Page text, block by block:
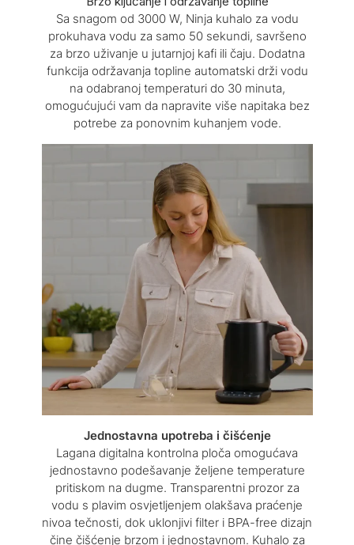
Sa snagom od 3000 W, Ninja kuhalo za vodu
prokuhava vodu za samo 50 sekundi, savršeno
za brzo uživanje u jutarnjoj kafi ili čaju. Dodatna
funkcija održavanja topline automatski drži vodu
na odabranoj temperaturi do 30 minuta,
omogućujući vam da napravite više napitaka bez
potrebe za ponovnim kuhanjem vode.
Jednostavna upotreba i čišćenje
Lagana digitalna kontrolna ploča omogućava
jednostavno podešavanje željene temperature
pritiskom na dugme. Transparentni prozor za
vodu s plavim osvjetljenjem olakšava praćenje
nivoa tečnosti, dok uklonjivi filter i BPA-free dizajn
čine čišćenje brzom i jednostavnom. Kuhalo za